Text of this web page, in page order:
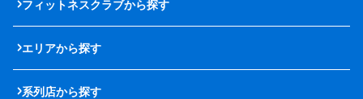
フィットネスクラブから探す
エリアから探す
系列店から探す